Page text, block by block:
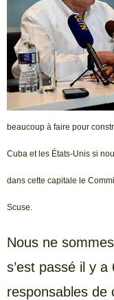
beaucoup à faire pour
Cuba et les États-Unis si
dans cette capitale le
Scuse.
Nous ne
s’est passé il y
responsables de